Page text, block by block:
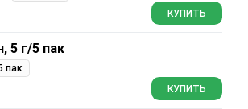
КУПИТЬ
5 г/5 пак
пак
КУПИТЬ